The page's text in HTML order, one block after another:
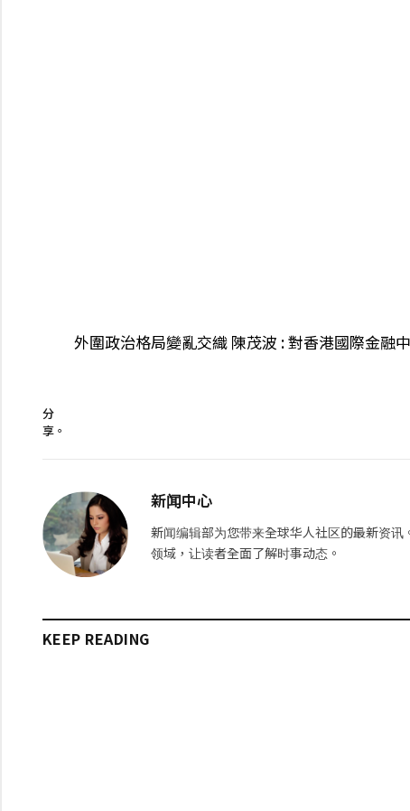
外圍政治格局變亂交織 陳茂波 : 對香港國際金融
分
享。
新闻中心
新闻编辑部为您带来全球华人社区的最新资
领域，让读者全面了解时事动态。
KEEP READING